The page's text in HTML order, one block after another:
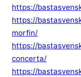
https://
https://
morfin/
https://
concerta/
https://